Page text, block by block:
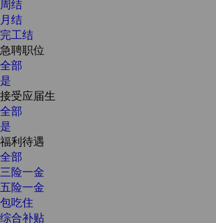
周结
月结
完工结
急聘职位
全部
是
接受应届生
全部
是
福利待遇
全部
三险一金
五险一金
包吃住
综合补贴